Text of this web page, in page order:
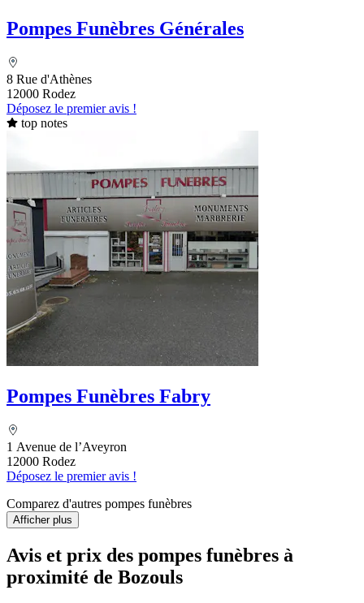
Pompes Funèbres Générales
8 Rue d'Athènes
12000 Rodez
Déposez le premier avis !
top notes
Pompes Funèbres Fabry
1 Avenue de l’Aveyron
12000 Rodez
Déposez le premier avis !
Comparez d'autres pompes funèbres
Afficher plus
Avis et prix des pompes funèbres à
proximité de Bozouls